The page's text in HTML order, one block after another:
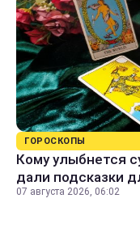
ГОРОСКОПЫ
Кому улыбнется
дали подсказки
07 августа 2026, 06:02